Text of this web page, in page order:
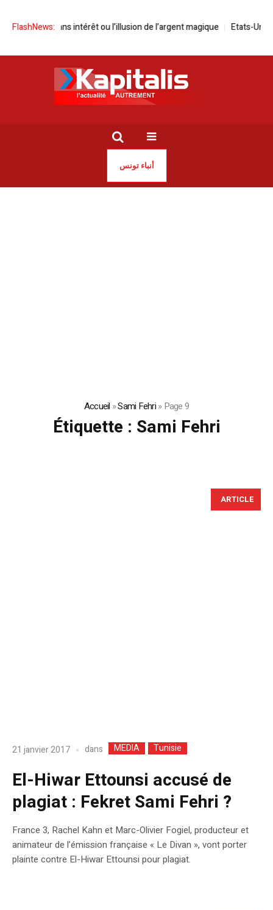
FlashNews:
prêt sans intérêt ou l’illusion de l’argent magique Etats-Unis –
أنباء تونس
Accueil »Sami Fehri»Page 9
Étiquette : Sami Fehri
ARTICLE
21 janvier 2017 dans MEDIA Tunisie
El-Hiwar Ettounsi accusé de
plagiat : Fekret Sami Fehri ?
France 3, Rachel Kahn et Marc-Olivier Fogiel, producteur et
animateur de l’émission française « Le Divan », vont porter
plainte contre El-Hiwar Ettounsi pour plagiat.